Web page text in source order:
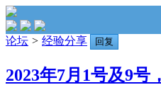
论坛 > 经验分享 回复
2023年7月1号及9号